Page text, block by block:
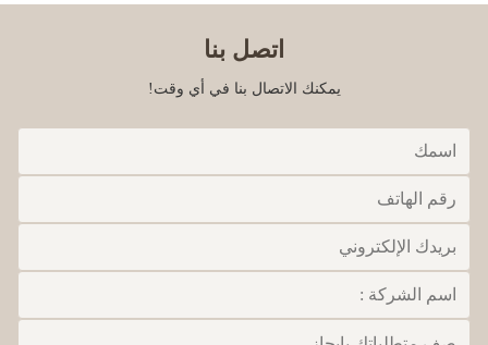
اتصل بنا
يمكنك الاتصال بنا في أي وقت!